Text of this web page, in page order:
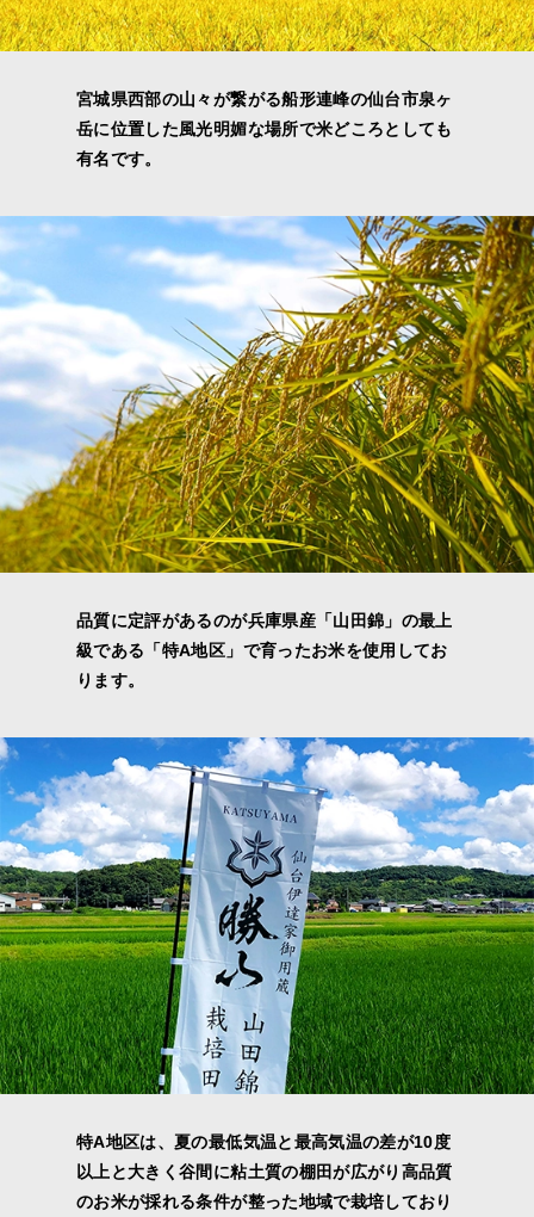
宮城県西部の山々が繋がる船形連峰の仙台市泉ヶ
岳に位置した風光明媚な場所で米どころとしても
有名です。
品質に定評があるのが兵庫県産「山田錦」の最上
級である「特A地区」で育ったお米を使用してお
ります。
特A地区は、夏の最低気温と最高気温の差が10度
以上と大きく谷間に粘土質の棚田が広がり高品質
のお米が採れる条件が整った地域で栽培しており